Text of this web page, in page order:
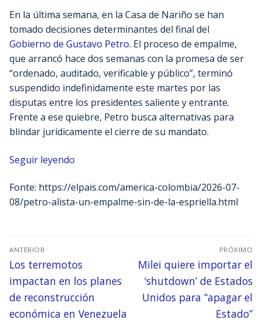
En la última semana, en la Casa de Nariño se han
tomado decisiones determinantes del final del
Gobierno de Gustavo Petro. El proceso de empalme,
que arrancó hace dos semanas con la promesa de ser
“ordenado, auditado, verificable y público”, terminó
suspendido indefinidamente este martes por las
disputas entre los presidentes saliente y entrante.
Frente a ese quiebre, Petro busca alternativas para
blindar jurídicamente el cierre de su mandato.
Seguir leyendo
Fonte: https://elpais.com/america-colombia/2026-07-
08/petro-alista-un-empalme-sin-de-la-espriella.html
ANTERIOR
Los terremotos
impactan en los planes
de reconstrucción
económica en Venezuela
PRÓXIMO
Milei quiere importar el
‘shutdown’ de Estados
Unidos para “apagar el
Estado”